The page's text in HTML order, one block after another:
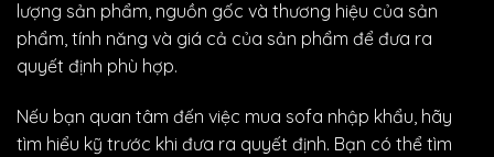
lượng sản phẩm, nguồn gốc và thương hiệu của sản
phẩm, tính năng và giá cả của sản phẩm để đưa ra
quyết định phù hợp.
Nếu bạn quan tâm đến việc mua sofa nhập khẩu, hãy
tìm hiểu kỹ trước khi đưa ra quyết định. Bạn có thể tìm